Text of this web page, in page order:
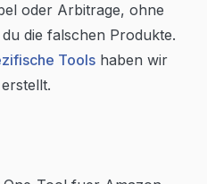
oder Arbitrage, ohne
die falschen Produkte.
Tools haben wir